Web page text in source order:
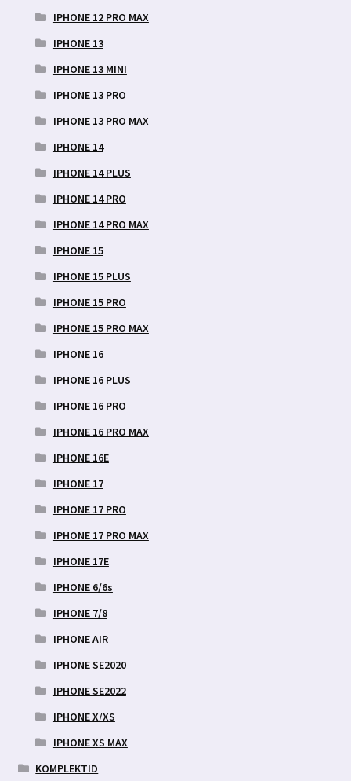
IPHONE 12 PRO MAX
IPHONE 13
IPHONE 13 MINI
IPHONE 13 PRO
IPHONE 13 PRO MAX
IPHONE 14
IPHONE 14 PLUS
IPHONE 14 PRO
IPHONE 14 PRO MAX
IPHONE 15
IPHONE 15 PLUS
IPHONE 15 PRO
IPHONE 15 PRO MAX
IPHONE 16
IPHONE 16 PLUS
IPHONE 16 PRO
IPHONE 16 PRO MAX
IPHONE 16E
IPHONE 17
IPHONE 17 PRO
IPHONE 17 PRO MAX
IPHONE 17E
IPHONE 6/6s
IPHONE 7/8
IPHONE AIR
IPHONE SE2020
IPHONE SE2022
IPHONE X/XS
IPHONE XS MAX
KOMPLEKTID